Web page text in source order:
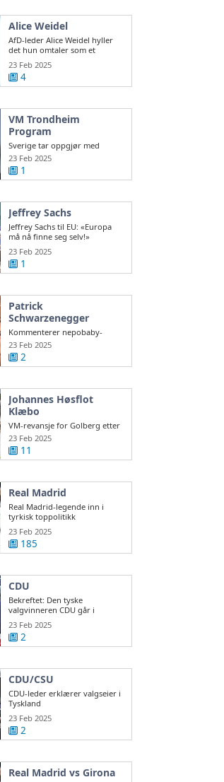
Alice Weidel
AfD-leder Alice Weidel hyller
det hun omtaler som et
historisk valg ...
23 Feb 2025
4
VM Trondheim
Program
Sverige tar oppgjør med
nordmenn før Ski-VM
23 Feb 2025
1
Jeffrey Sachs
Jeffrey Sachs til EU: «Europa
må nå finne seg selv!»
steigan.no
23 Feb 2025
1
Patrick
Schwarzenegger
Kommenterer nepobaby-
stempelet
23 Feb 2025
2
Johannes Høsflot
Klæbo
VM-revansje for Golberg etter
2013-kollaps – Klæbo gikk
Norge inn ...
23 Feb 2025
11
Real Madrid
Real Madrid-legende inn i
tyrkisk toppolitikk
23 Feb 2025
185
CDU
Bekreftet: Den tyske
valgvinneren CDU går i
regjeringsforhandlinger ...
23 Feb 2025
2
CDU/CSU
CDU-leder erklærer valgseier i
Tyskland
23 Feb 2025
2
Real Madrid vs Girona